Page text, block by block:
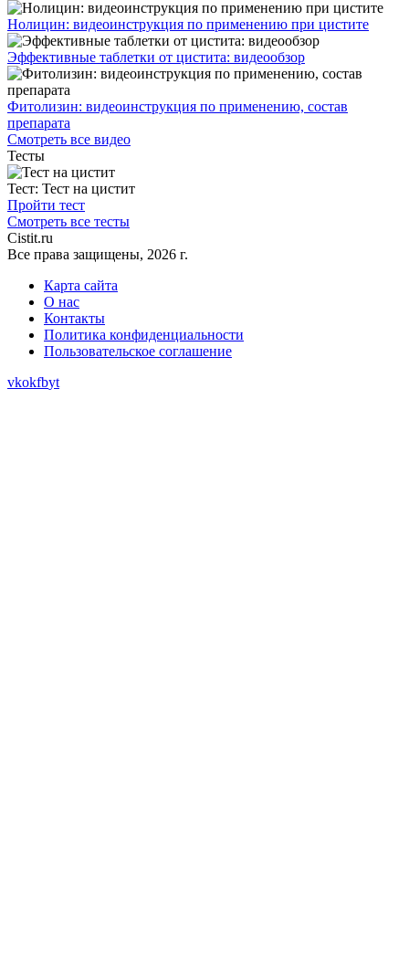
Нолицин: видеоинструкция по применению при цистите
Эффективные таблетки от цистита: видеообзор
Фитолизин: видеоинструкция по применению, состав
препарата
Смотреть все видео
Тесты
Тест: Тест на цистит
Пройти тест
Смотреть все тесты
Сistit.ru
Все права защищены, 2026 г.
Карта сайта
О нас
Контакты
Политика конфиденциальности
Пользовательское соглашение
vkokfbyt